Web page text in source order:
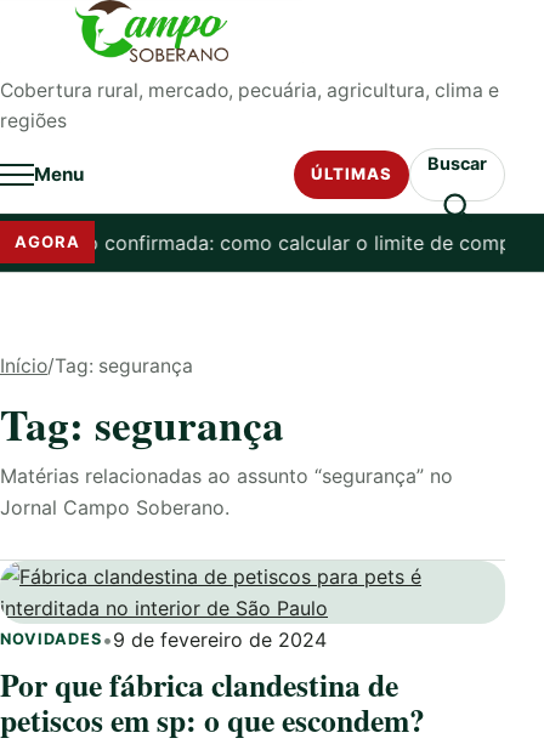
Pular para o conteúdo
Cobertura rural, mercado, pecuária, agricultura, clima e
regiões
Menu ÚLTIMAS
Buscar
AGORAconfirmada: como calcular o limite de compra na
Início/Tag: segurança
Tag: segurança
Matérias relacionadas ao assunto “segurança” no
Jornal Campo Soberano.
NOVIDADES •9 de fevereiro de 2024
Por que fábrica clandestina de
petiscos em sp: o que escondem?